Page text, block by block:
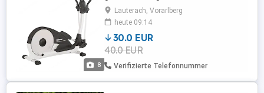
8
Lauterach, Vorarlberg
heute 09:14
30.0 EUR
40.0 EUR
Verifizierte Telefonnummer